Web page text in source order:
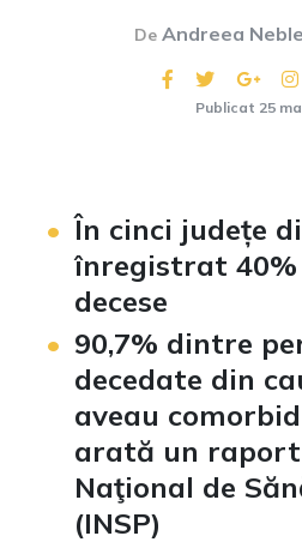
De Andreea
Publicat 25
În cinci județe
înregistrat
decese
90,7% dintre
decedate din
aveau
arată un
Naţional de
(INSP)